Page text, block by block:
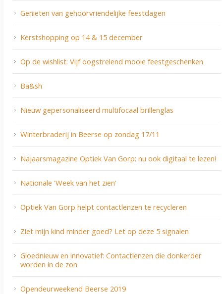
Genieten van gehoorvriendelijke feestdagen
Kerstshopping op 14 & 15 december
Op de wishlist: Vijf oogstrelend mooie feestgeschenken
Ba&sh
Nieuw gepersonaliseerd multifocaal brillenglas
Winterbraderij in Beerse op zondag 17/11
Najaarsmagazine Optiek Van Gorp: nu ook digitaal te lezen!
Nationale 'Week van het zien'
Optiek Van Gorp helpt contactlenzen te recycleren
Ziet mijn kind minder goed? Let op deze 5 signalen
Gloednieuw en innovatief: Contactlenzen die donkerder
worden in de zon
Opendeurweekend Beerse 2019